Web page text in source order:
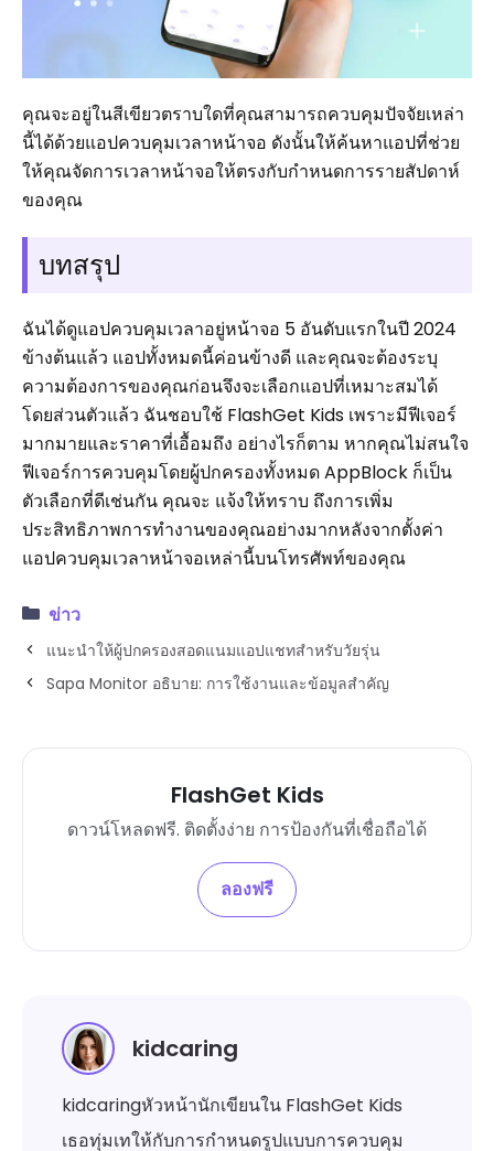
คุณจะอยู่ในสีเขียวตราบใดที่คุณสามารถควบคุมปัจจัยเหล่า
นี้ได้ด้วยแอปควบคุมเวลาหน้าจอ ดังนั้นให้ค้นหาแอปที่ช่วย
ให้คุณจัดการเวลาหน้าจอให้ตรงกับกำหนดการรายสัปดาห์
ของคุณ
บทสรุป
ฉันได้ดูแอปควบคุมเวลาอยู่หน้าจอ 5 อันดับแรกในปี 2024
ข้างต้นแล้ว แอปทั้งหมดนี้ค่อนข้างดี และคุณจะต้องระบุ
ความต้องการของคุณก่อนจึงจะเลือกแอปที่เหมาะสมได้
โดยส่วนตัวแล้ว ฉันชอบใช้ FlashGet Kids เพราะมีฟีเจอร์
มากมายและราคาที่เอื้อมถึง อย่างไรก็ตาม หากคุณไม่สนใจ
ฟีเจอร์การควบคุมโดยผู้ปกครองทั้งหมด AppBlock ก็เป็น
ตัวเลือกที่ดีเช่นกัน คุณจะ แจ้งให้ทราบ ถึงการเพิ่ม
ประสิทธิภาพการทำงานของคุณอย่างมากหลังจากตั้งค่า
แอปควบคุมเวลาหน้าจอเหล่านี้บนโทรศัพท์ของคุณ
ข่าว
แนะนำให้ผู้ปกครองสอดแนมแอปแชทสำหรับวัยรุ่น
Sapa Monitor อธิบาย: การใช้งานและข้อมูลสำคัญ
FlashGet Kids
ดาวน์โหลดฟรี. ติดตั้งง่าย การป้องกันที่เชื่อถือได้
ลองฟรี
kidcaring
kidcaringหัวหน้านักเขียนใน FlashGet Kids
เธอทุ่มเทให้กับการกำหนดรูปแบบการควบคุม